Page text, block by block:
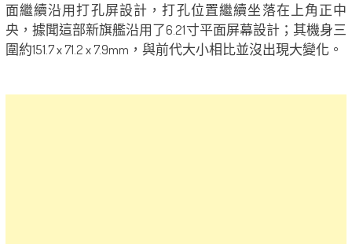
面繼續沿用打孔屏設計，打孔位置繼續坐落在上角正中
央，據聞這部新旗艦沿用了6.21寸平面屏幕設計；其機身三
圍約151.7 x 71.2 x 7.9mm，與前代大小相比並沒出現大變化。